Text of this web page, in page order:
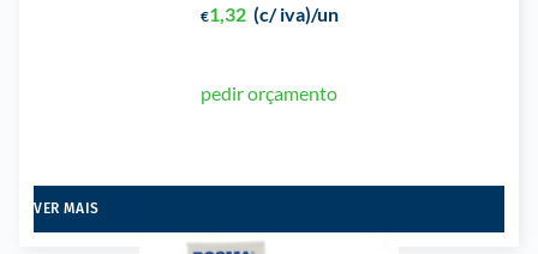
€1,32 (c/ iva)/un
pedir orçamento
VER MAIS